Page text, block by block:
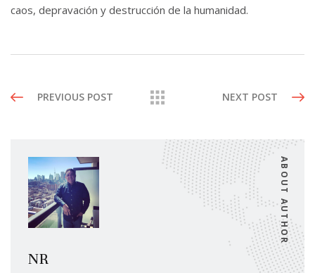
caos, depravación y destrucción de la humanidad.
PREVIOUS POST NEXT POST
ABOUT AUTHOR
NR